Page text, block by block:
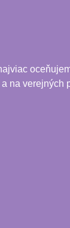
na verejných